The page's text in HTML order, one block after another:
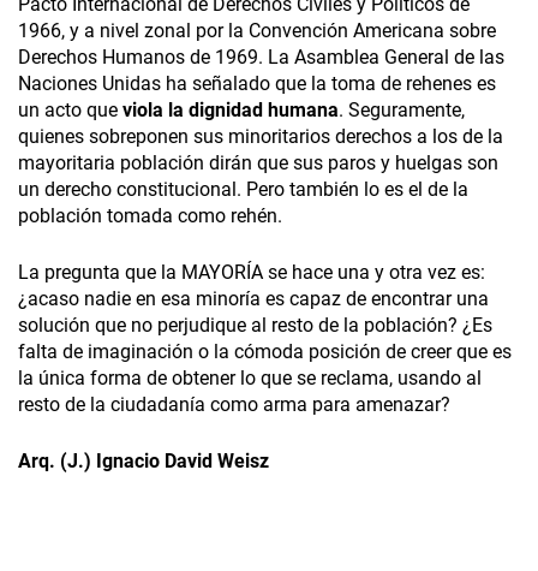
1966, y a nivel zonal por la Convención Americana sobre
Derechos Humanos de 1969. La Asamblea General de las
Naciones Unidas ha señalado que la toma de rehenes es
un acto que viola la dignidad humana. Seguramente,
quienes sobreponen sus minoritarios derechos a los de la
mayoritaria población dirán que sus paros y huelgas son
un derecho constitucional. Pero también lo es el de la
población tomada como rehén.
La pregunta que la MAYORÍA se hace una y otra vez es:
¿acaso nadie en esa minoría es capaz de encontrar una
solución que no perjudique al resto de la población? ¿Es
falta de imaginación o la cómoda posición de creer que es
la única forma de obtener lo que se reclama, usando al
resto de la ciudadanía como arma para amenazar?
Arq. (J.) Ignacio David Weisz